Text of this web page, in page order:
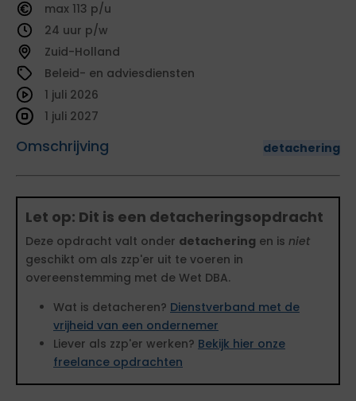
113
24
Zuid-Holland
Beleid- en adviesdiensten
Omschrijving detachering
1 juli 2026
1 juli 2027
Let op: Dit is een detacheringsopdracht
Deze opdracht valt onder detachering en is niet
geschikt om als zzp'er uit te voeren in
overeenstemming met de Wet DBA.
Wat is detacheren? Dienstverband met de
vrijheid van een ondernemer
Liever als zzp'er werken? Bekijk hier onze
freelance opdrachten